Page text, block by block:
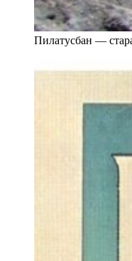
Пилатусбан —